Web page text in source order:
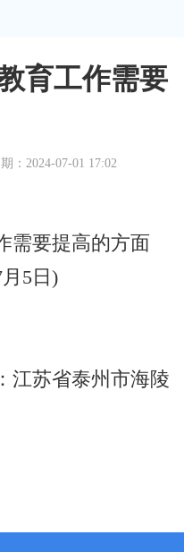
育工作需要
：2024-07-01 17:02
需要提高的方面
5日)
江苏省泰州市海陵